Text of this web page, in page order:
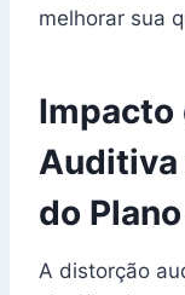
melhorar sua
Impacto
Auditiva
do
A distorção